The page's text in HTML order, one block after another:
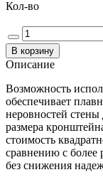
Кол-во
Описание
Возможность
обеспечивает
неровностей
размера
стоимость
сравнению с более
без снижения